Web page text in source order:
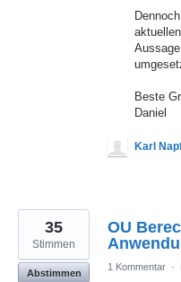
Beste
Daniel
Karl
OU
35
Stimmen
Abstimmen
1 Kommentar ·